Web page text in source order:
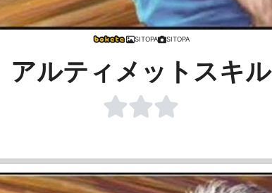
SITOPA SITOPA
アルティメットスキル